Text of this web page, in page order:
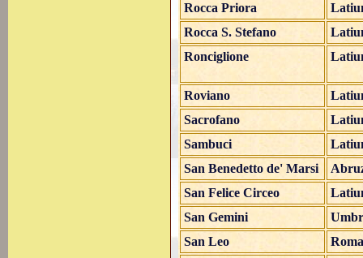
Rocca Priora
Rocca S. Stefano
Ronciglione
Roviano
Sacrofano
Sambuci
San Benedetto de' Marsi
San Felice Circeo
San Gemini
San Leo